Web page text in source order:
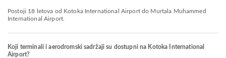
Postoji 18 letova od Kotoka International Airport do Murtala Muhammed
International Airport.
Koji terminali i aerodromski sadržaji su dostupni na Kotoka International
Airport?